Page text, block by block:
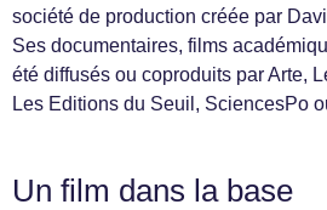
société de production créée par
Ses documentaires, films
été diffusés ou coproduits par Arte,
Les Editions du Seuil, SciencesPo
Un film dans la base